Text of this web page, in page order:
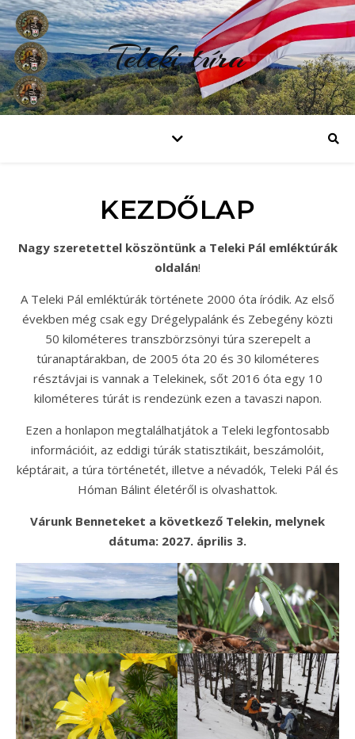
Teleki túra
KEZDŐLAP
Nagy szeretettel köszöntünk a Teleki Pál emléktúrák
oldalán!
A Teleki Pál emléktúrák története 2000 óta íródik. Az első
években még csak egy Drégelypalánk és Zebegény közti
50 kilométeres transzbörzsönyi túra szerepelt a
túranaptárakban, de 2005 óta 20 és 30 kilométeres
résztávjai is vannak a Telekinek, sőt 2016 óta egy 10
kilométeres túrát is rendezünk ezen a tavaszi napon.
Ezen a honlapon megtalálhatjátok a Teleki legfontosabb
információit, az eddigi túrák statisztikáit, beszámolóit,
képtárait, a túra történetét, illetve a névadók, Teleki Pál és
Hóman Bálint életéről is olvashattok.
Várunk Benneteket a következő Telekin, melynek
dátuma: 2027. április 3.